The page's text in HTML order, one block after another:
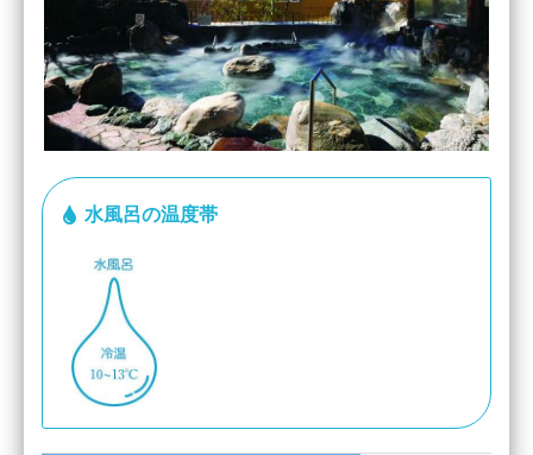
水風呂の温度帯